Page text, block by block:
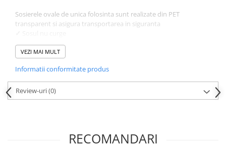
Sosierele ovale de unica folosinta sunt realizate din PET
transparent si asigura transportarea in siguranta
✓PET gros, rezistent
Comanda online sosiere pentru catering la un pret excelent, de la
Horeca Trading Distribution.
VEZI MAI MULT
Informatii conformitate produs
Review-uri(0)
RECOMANDARI